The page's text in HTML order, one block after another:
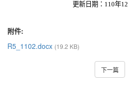
更新日期： 110年12
附件:
R5_1102.docx (19.2 KB)
下一篇